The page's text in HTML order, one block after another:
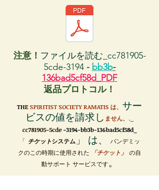
注意！ ファイルを読む_cc781905-
5cde-3194 - bb3b-
136bad5cf58d_PDF
返品プロトコル！
THESPIRITIST SOCIETY RAMATIS は、 サー
ビスの値を請求し ません。._
cc781905-5cde -3194-bb3b-136bad5cf58d_
「 チケットシステム」 は、
パンデミッ
クのこの時期に使用された 「チケット」
の自
動サポート サービスです。